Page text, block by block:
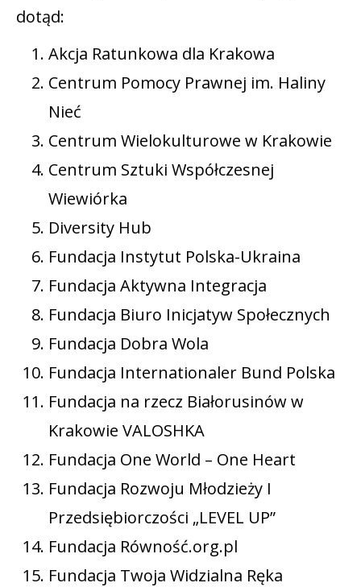
dotąd:
Akcja Ratunkowa dla Krakowa
Centrum Pomocy Prawnej im. Haliny
Nieć
Centrum Wielokulturowe w Krakowie
Centrum Sztuki Współczesnej
Wiewiórka
Diversity Hub
Fundacja Instytut Polska-Ukraina
Fundacja Aktywna Integracja
Fundacja Biuro Inicjatyw Społecznych
Fundacja Dobra Wola
Fundacja Internationaler Bund Polska
Fundacja na rzecz Białorusinów w
Krakowie VALOSHKA
Fundacja One World – One Heart
Fundacja Rozwoju Młodzieży I
Przedsiębiorczości „LEVEL UP”
Fundacja Równość.org.pl
Fundacja Twoja Widzialna Ręka